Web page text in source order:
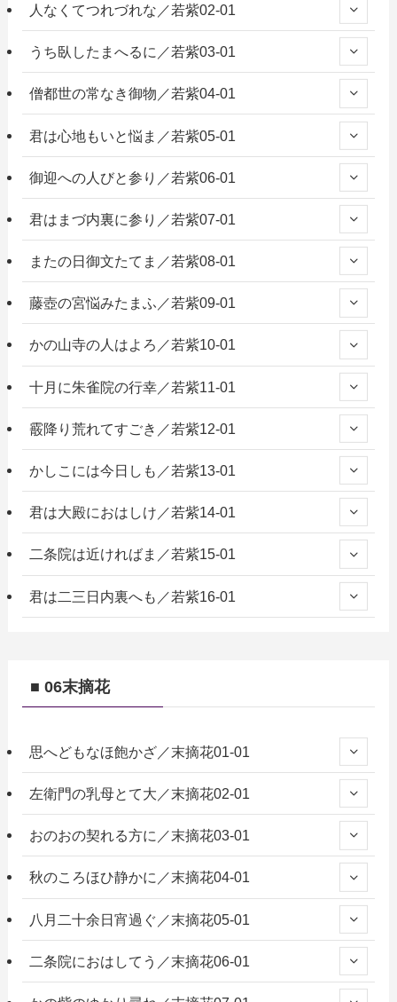
人なくてつれづれな／若紫02-01
うち臥したまへるに／若紫03-01
僧都世の常なき御物／若紫04-01
君は心地もいと悩ま／若紫05-01
御迎への人びと参り／若紫06-01
君はまづ内裏に参り／若紫07-01
またの日御文たてま／若紫08-01
藤壺の宮悩みたまふ／若紫09-01
かの山寺の人はよろ／若紫10-01
十月に朱雀院の行幸／若紫11-01
霰降り荒れてすごき／若紫12-01
かしこには今日しも／若紫13-01
君は大殿におはしけ／若紫14-01
二条院は近ければま／若紫15-01
君は二三日内裏へも／若紫16-01
■ 06末摘花
思へどもなほ飽かざ／末摘花01-01
左衛門の乳母とて大／末摘花02-01
おのおの契れる方に／末摘花03-01
秋のころほひ静かに／末摘花04-01
八月二十余日宵過ぐ／末摘花05-01
二条院におはしてう／末摘花06-01